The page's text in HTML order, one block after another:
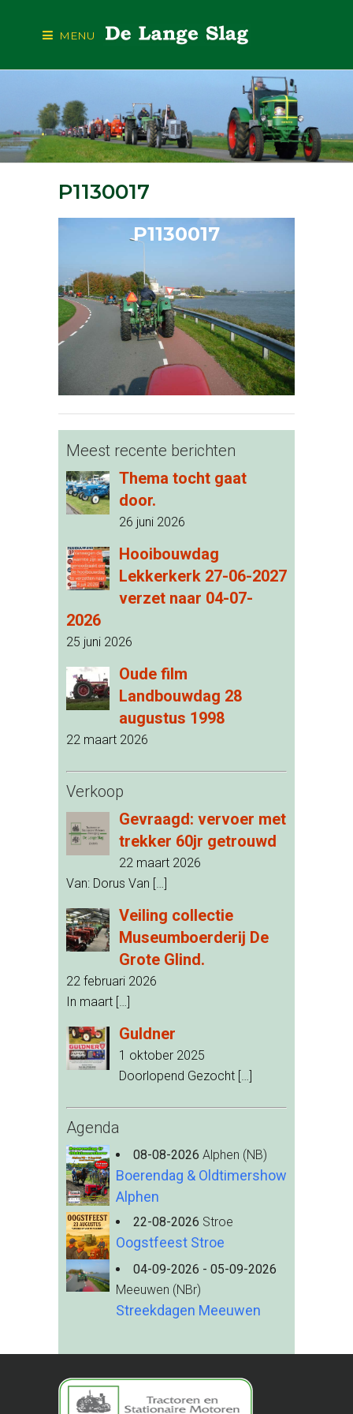
MENU
P1130017
P1130017
Meest recente berichten
Thema tocht gaat
door.
26 juni 2026
Hooibouwdag
Lekkerkerk 27-06-2027
verzet naar 04-07-
2026
25 juni 2026
Oude film
Landbouwdag 28
augustus 1998
22 maart 2026
Verkoop
Gevraagd: vervoer met
trekker 60jr getrouwd
22 maart 2026
Van: Dorus Van […]
Veiling collectie
Museumboerderij De
Grote Glind.
22 februari 2026
In maart […]
Guldner
1 oktober 2025
Doorlopend Gezocht […]
Agenda
08-08-2026 Alphen (NB)
Boerendag & Oldtimershow
Alphen
22-08-2026 Stroe
Oogstfeest Stroe
04-09-2026 - 05-09-2026
Meeuwen (NBr)
Streekdagen Meeuwen